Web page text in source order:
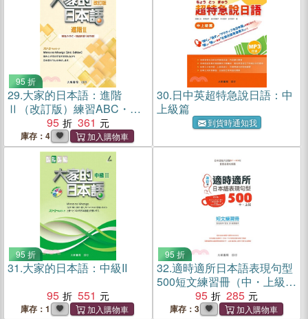
95 折
29.大家的日本語：進階
Ⅱ（改訂版）練習ABC・問
題解答（附中譯）
95 361
庫存：4
30.日中英超特急說日語：中
上級篇
到貨時通知我
95 折
31.大家的日本語：中級II
95
551
庫存：1
95 折
32.適時適所日本語表現句型
500短文練習冊（中・上級）
〈改訂版〉
95 285
庫存：3